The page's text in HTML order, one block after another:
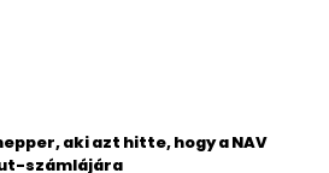
aki azt hitte, hogy a NAV
számlájára